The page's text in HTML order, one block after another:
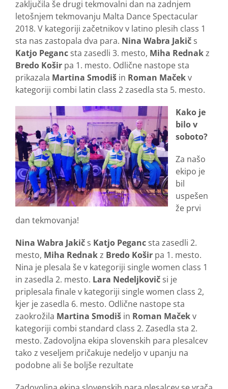
zaključila še drugi tekmovalni dan na zadnjem
letošnjem tekmovanju Malta Dance Spectacular
2018. V kategoriji začetnikov v latino plesih class 1
sta nas zastopala dva para. Nina Wabra Jakič s
Katjo Peganc sta zasedli 3. mesto, Miha Rednakz
Bredo Košir pa 1. mesto. Odlične nastope sta
prikazala Martina Smodiš in Roman Mačekv
kategoriji combi latin class 2 zasedla sta 5. mesto.
Kako je
bilo v
soboto?
Za našo
ekipo je
bil
uspešen
že prvi
dan tekmovanja!
Nina Wabra Jakič s Katjo Peganc sta zasedli 2.
mesto, Miha Rednakz Bredo Košir pa 1. mesto.
Nina je plesala še v kategoriji single women class 1
in zasedla 2. mesto. Lara Nedeljkovič si je
priplesala finale v kategoriji single women class 2,
kjer je zasedla 6. mesto. Odlične nastope sta
zaokrožila Martina Smodiš in Roman Mačekv
kategoriji combi standard class 2. Zasedla sta 2.
mesto. Zadovoljna ekipa slovenskih para plesalcev
tako z veseljem pričakuje nedeljo v upanju na
podobne ali še boljše rezultate